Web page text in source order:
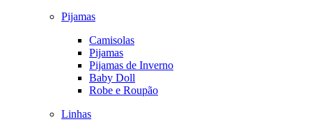
Pijamas
Camisolas
Pijamas
Pijamas de Inverno
Baby Doll
Robe e Roupão
Linhas